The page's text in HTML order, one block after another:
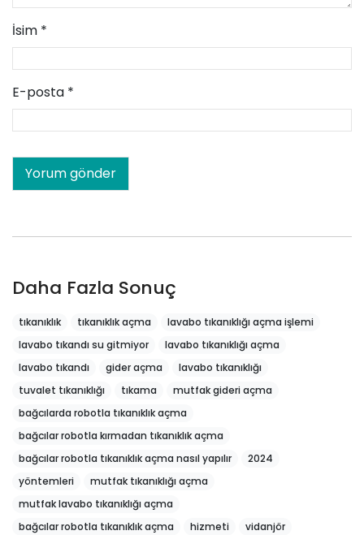
İsim *
E-posta *
Daha Fazla Sonuç
tıkanıklık tıkanıklık açma
lavabo tıkanıklığı açma işlemi
lavabo tıkandı su gitmiyor
lavabo tıkanıklığı açma
lavabo tıkandı
gider açma
lavabo tıkanıklığı
tuvalet tıkanıklığı
tıkama
mutfak gideri açma
bağcılarda robotla tıkanıklık açma
bağcılar robotla kırmadan tıkanıklık açma
bağcılar robotla tıkanıklık açma nasıl yapılır
2024
yöntemleri
mutfak tıkanıklığı açma
mutfak lavabo tıkanıklığı açma
bağcılar robotla tıkanıklık açma
hizmeti
vidanjör